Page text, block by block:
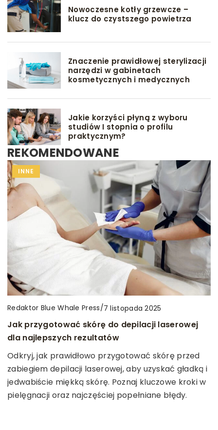
Nowoczesne kotły grzewcze –
klucz do czystszego powietrza
Znaczenie prawidłowej sterylizacji
narzędzi w gabinetach
kosmetycznych i medycznych
Jakie korzyści płyną z wyboru
studiów I stopnia o profilu
praktycznym?
REKOMENDOWANE
INNE
Redaktor Blue Whale Press/17 marca 2026
Jak rozpocząć przygodę z kolekcjonowaniem
monet?
Dowiedz się, jak zacząć swoją przygodę z
kolekcjonowaniem monet, jakie kroki podjąć na
start oraz jak unikać typowych pułapek
początkujących numizmatyków. Wejdź w świat
INNE
Redaktor Blue Whale Press/7 listopada 2025
Jak przygotować skórę do depilacji laserowej
dla najlepszych rezultatów
Odkryj, jak prawidłowo przygotować skórę przed
zabiegiem depilacji laserowej, aby uzyskać gładką i
jedwabiście miękką skórę. Poznaj kluczowe kroki w
pielęgnacji oraz najczęściej popełniane błędy.
INNE
Redaktor Blue Whale Press/18 marca 2025
Jak górskie wędrówki mogą wspierać zdrowy
styl życia i kondycję fizyczną
Odkryj, jak wędrówki po górach mogą stać się
kluczem do poprawy zdrowia i kondycji fizycznej.
Poznaj korzyści płynące z tej formy aktywności i jej
wpływ na ciało i umysł.